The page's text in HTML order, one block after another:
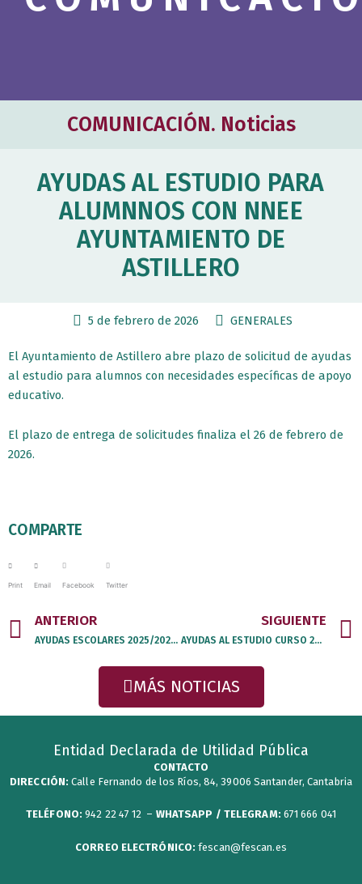
COMUNICACIÓN. Noticias
AYUDAS AL ESTUDIO PARA
ALUMNNOS CON NNEE
AYUNTAMIENTO DE
ASTILLERO
5 de febrero de 2026 GENERALES
El Ayuntamiento de Astillero abre plazo de solicitud de ayudas
al estudio para alumnos con necesidades específicas de apoyo
educativo.
El plazo de entrega de solicitudes finaliza el 26 de febrero de
2026.
COMPARTE
Print Email Facebook Twitter
Prev
ANTERIOR
AYUDAS ESCOLARES 2025/2026 AYUNTAMIENTO DE TORRELAVEGA
SIGUIENTE
AYUDAS AL ESTUDIO CURSO 2025/26 DEL AYUNTAMIENTO DE ENTRAMBASAGUAS
MÁS NOTICIAS
Entidad Declarada de Utilidad Pública
CONTACTO
DIRECCIÓN: Calle Fernando de los Ríos, 84, 39006 Santander, Cantabria
TELÉFONO: 942 22 47 12 – WHATSAPP / TELEGRAM: 671 666 041
CORREO ELECTRÓNICO: fescan@fescan.es